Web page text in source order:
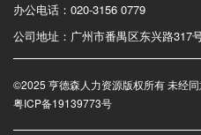
办公电话： 020-3156 0779
公司地址： 广州市番禺区东兴路317
©2025 亨德森人力资源版权所有 未经
粤ICP备19139773号